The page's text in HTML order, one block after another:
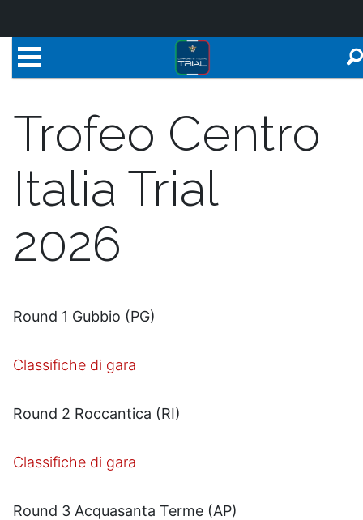
Trofeo Centro
Italia Trial
2026
Round 1 Gubbio (PG)
Classifiche di gara
Round 2 Roccantica (RI)
Classifiche di gara
Round 3 Acquasanta Terme (AP)